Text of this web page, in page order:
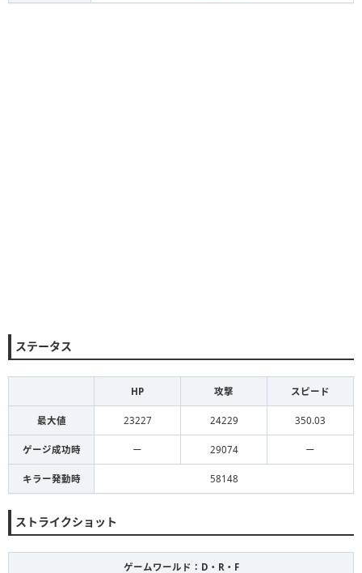
ステータス
HP 攻撃 スピード
最大値 23227 24229 350.03
ゲージ成功時 ー 29074 ー
キラー発動時 58148
ストライクショット
ゲームワールド：D・R・F